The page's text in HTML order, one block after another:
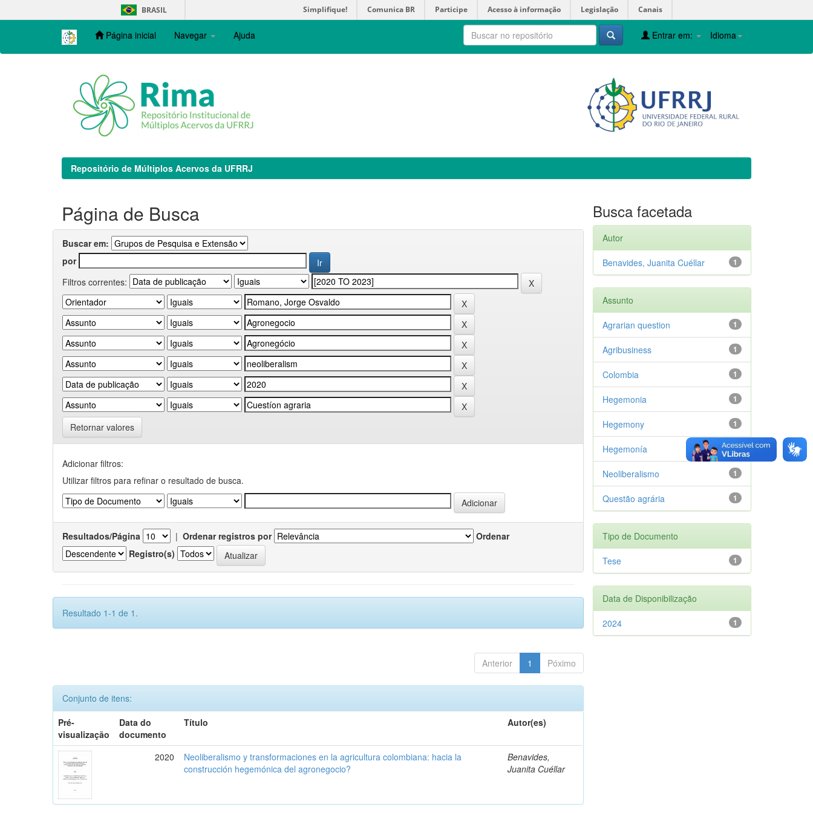
navigation
BRASIL Simplifique! Comunica BR Participe Acesso à informação Legislação Canais
Página inicial Navegar Ajuda Idioma
Entrar em:
Repositório de Múltiplos Acervos da UFRRJ
Página de Busca
Buscar em:
por
Filtros correntes:
Retornar valores
Adicionar filtros:
Utilizar filtros para refinar o resultado de busca.
Resultados/Página | Ordenar registros por
Ordenar
Registro(s)
Resultado 1-1 de 1.
Anterior 1 Póximo
Conjunto de itens:
Pré-
visualização
Data do
documento
Título Autor(es)
2020
Neoliberalismo y transformaciones en la agricultura colombiana: hacia la
construcción hegemónica del agronegocio?
Benavides,
Juanita Cuéllar
Busca facetada
Autor
1
Benavides, Juanita Cuéllar
Assunto
1
Agrarian question
1
Agribusiness
1
Colombia
1
Hegemonia
1
Hegemony
1
Hegemonía
1
Neoliberalismo
1
Questão agrária
Tipo de Documento
1
Tese
Data de Disponibilização
1
2024